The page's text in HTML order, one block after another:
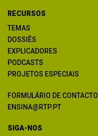
RECURSOS
TEMAS
DOSSIÊS
EXPLICADORES
PODCASTS
PROJETOS ESPECIAIS
FORMULÁRIO DE CONTACTO
ENSINA@RTP.PT
SIGA-NOS